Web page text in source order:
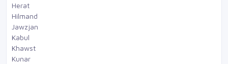
Herat
Hilmand
Jawzjan
Kabul
Khawst
Kunar